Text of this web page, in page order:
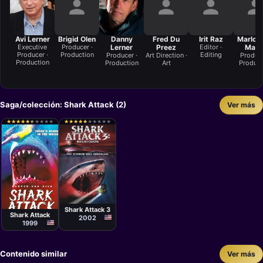
Avi Lerner
Executive
Producer ·
Production
Brigid Olen
Producer ·
Production
Danny
Lerner
Producer ·
Production
Fred Du
Preez
Art Direction ·
Art
Irit Raz
Editor ·
Editing
Saga/colección: Shark Attack (2) Ver más
★
★★
★★
★★
★★
★★
★ ★
★ ★
★ ★
★ ★
★
Película
Bob
Misiorowski
Shark Attack
1999
★
★★
★★
★★
★★
★★
★ ★
★ ★
★ ★
★ ★
★
Película
David Worth
Shark Attack 3
2002
Contenido similar Ver más